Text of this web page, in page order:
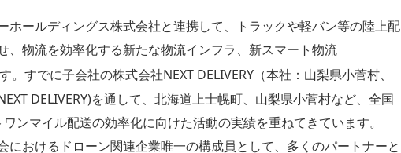
ールディングス株式会社と連携して、トラックや軽バン等の陸上配
、物流を効率化する新たな物流インフラ、新スマート物流
。すでに子会社の株式会社NEXT DELIVERY（本社：山梨県小菅村、
DELIVERY)を通して、北海道上士幌町、山梨県小菅村など、全国
ンマイル配送の効率化に向けた活動の実績を重ねてきています。
おけるドローン関連企業唯一の構成員として、多くのパートナーと